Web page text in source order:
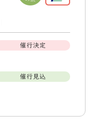
催行決定
催行見込